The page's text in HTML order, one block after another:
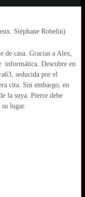
Stéphane Robelin)
de casa. Gracias a Alex,
informática. Descubre en
seducida por el
cita. Sin embargo, en
la suya. Pierre debe
lugar.